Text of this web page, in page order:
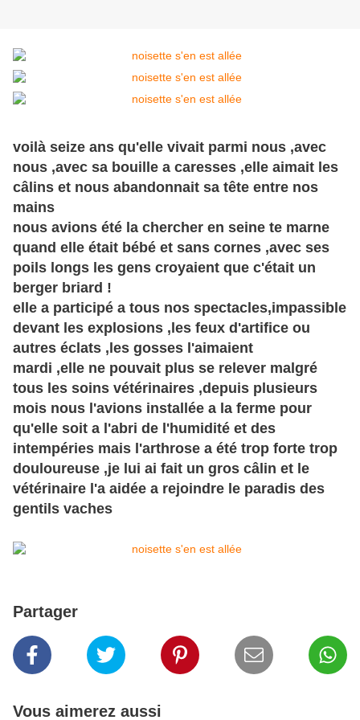
voilà seize ans qu'elle vivait parmi nous ,avec
nous ,avec sa bouille a caresses ,elle aimait les
câlins et nous abandonnait sa tête entre nos
mains
nous avions été la chercher en seine te marne
quand elle était bébé et sans cornes ,avec ses
poils longs les gens croyaient que c'était un
berger briard !
elle a participé a tous nos spectacles,impassible
devant les explosions ,les feux d'artifice ou
autres éclats ,les gosses l'aimaient
mardi ,elle ne pouvait plus se relever malgré
tous les soins vétérinaires ,depuis plusieurs
mois nous l'avions installée a la ferme pour
qu'elle soit a l'abri de l'humidité et des
intempéries mais l'arthrose a été trop forte trop
douloureuse ,je lui ai fait un gros câlin et le
vétérinaire l'a aidée a rejoindre le paradis des
gentils vaches
Partager
Vous aimerez aussi